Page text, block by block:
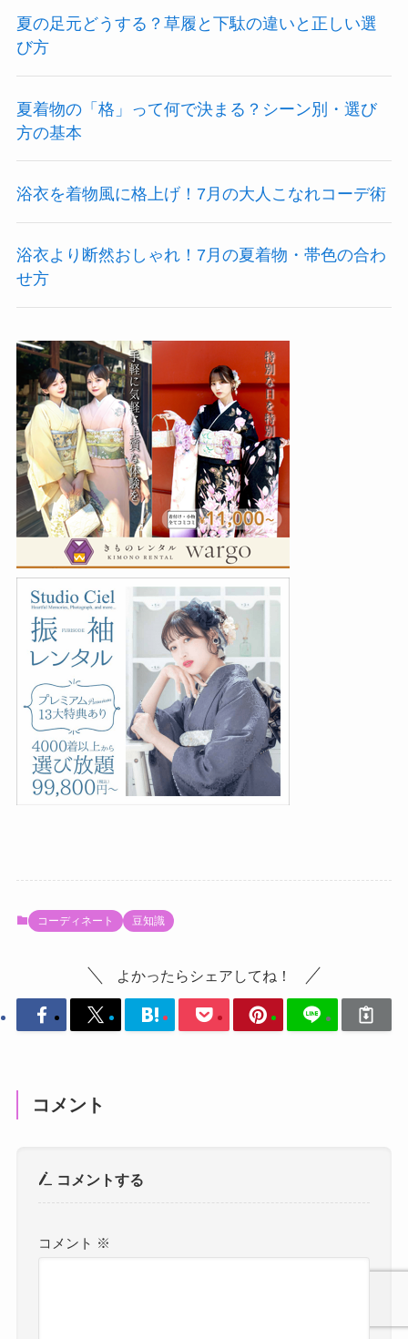
夏の足元どうする？草履と下駄の違いと正しい選
び方
夏着物の「格」って何で決まる？シーン別・選び
方の基本
浴衣を着物風に格上げ！7月の大人こなれコーデ術
浴衣より断然おしゃれ！7月の夏着物・帯色の合わ
せ方
コーディネート 豆知識
よかったらシェアしてね！
コメント
コメントする
コメント ※